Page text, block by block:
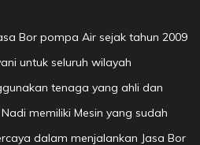
Bor pompa Air sejak tahun 2009
untuk seluruh wilayah
tenaga yang ahli dan
memiliki Mesin yang sudah
dalam menjalankan Jasa Bor